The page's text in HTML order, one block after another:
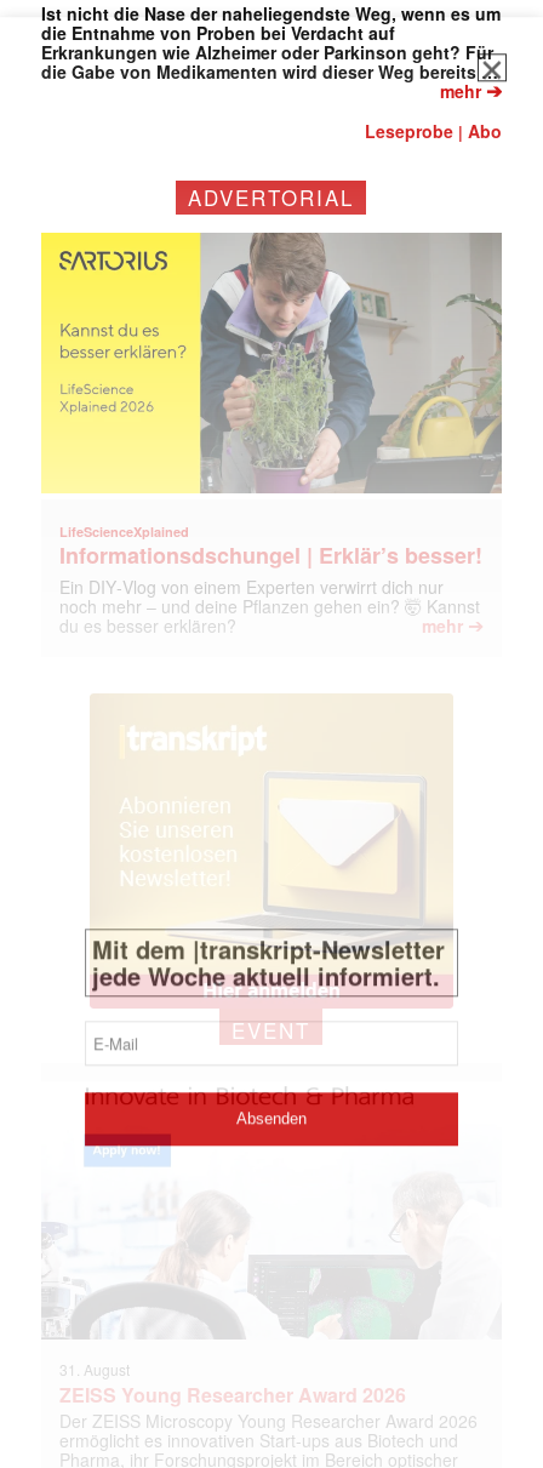
Mit dem |transkript-Newsletter
Ist nicht die Nase der naheliegendste Weg, wenn es um
die Entnahme von Proben bei Verdacht auf
Erkrankungen wie Alzheimer oder Parkinson geht? Für
die Gabe von Medikamenten wird dieser Weg bereits …
mehr➔
Leseprobe |Abo
ADVERTORIAL
LifeScienceXplained
Informationsdschungel | Erklär’s besser!
Ein DIY‑Vlog von einem Experten verwirrt dich nur
noch mehr – und deine Pflanzen gehen ein? 🤯 Kannst
du es besser erklären?
mehr ➔
EVENT
31. August
ZEISS Young Researcher Award 2026
Der ZEISS Microscopy Young Researcher Award 2026
ermöglicht es innovativen Start-ups aus Biotech und
Pharma, ihr Forschungsprojekt im Bereich optischer